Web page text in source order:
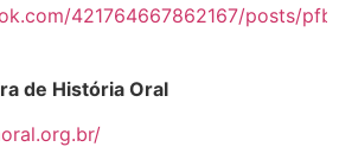
421764667862167/posts/
de História Oral